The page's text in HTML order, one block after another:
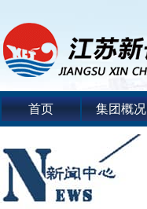
首页 集团概况